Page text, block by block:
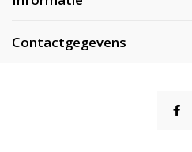
Contactgegevens